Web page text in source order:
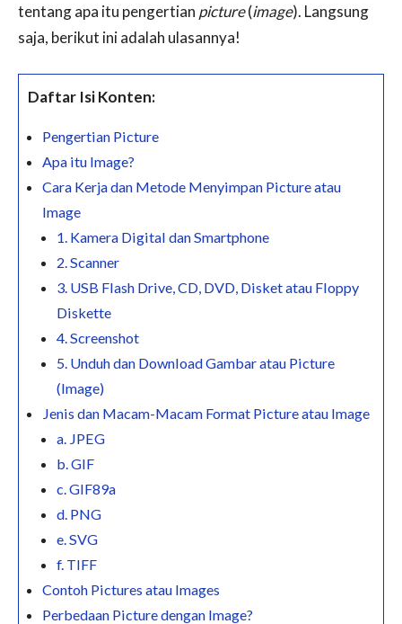
tentang apa itu pengertian picture(image). Langsung
saja, berikut ini adalah ulasannya!
Daftar Isi Konten:
Pengertian Picture
Apa itu Image?
Cara Kerja dan Metode Menyimpan Picture atau
Image
1. Kamera Digital dan Smartphone
2. Scanner
3. USB Flash Drive, CD, DVD, Disket atau Floppy
Diskette
4. Screenshot
5. Unduh dan Download Gambar atau Picture
(Image)
Jenis dan Macam-Macam Format Picture atau Image
a. JPEG
b. GIF
c. GIF89a
d. PNG
e. SVG
f. TIFF
Contoh Pictures atau Images
Perbedaan Picture dengan Image?